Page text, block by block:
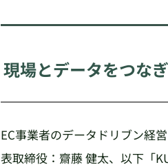
現場とデータをつな
EC事業者のデータドリブン経
表取締役：齋藤 健太、以下「